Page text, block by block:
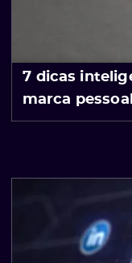
7 dicas
marca